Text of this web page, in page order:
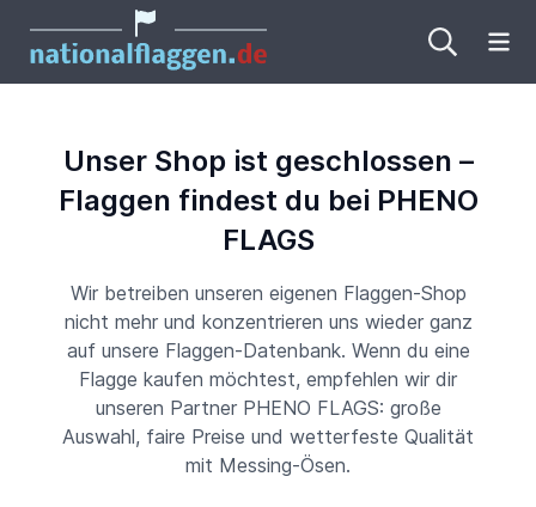
Unser Shop ist geschlossen –
Flaggen findest du bei PHENO
FLAGS
Wir betreiben unseren eigenen Flaggen-Shop
nicht mehr und konzentrieren uns wieder ganz
auf unsere Flaggen-Datenbank. Wenn du eine
Flagge kaufen möchtest, empfehlen wir dir
unseren Partner PHENO FLAGS: große
Auswahl, faire Preise und wetterfeste Qualität
mit Messing-Ösen.